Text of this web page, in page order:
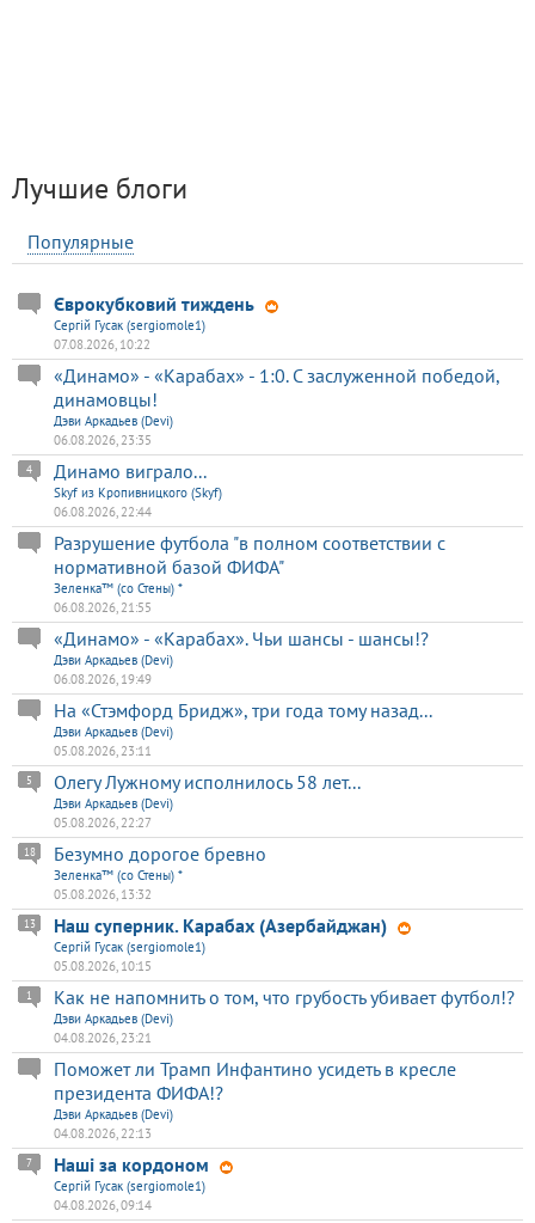
Лучшие блоги
Популярные
Єврокубковий тиждень
Сергій Гусак (sergiomole1)
07.08.2026, 10:22
«Динамо» - «Карабах» - 1:0. С заслуженной победой,
динамовцы!
Дэви Аркадьев (Devi)
06.08.2026, 23:35
Динамо виграло...
4
Skyf из Кропивницкого (Skyf)
06.08.2026, 22:44
Разрушение футбола "в полном соответствии с
нормативной базой ФИФА"
Зеленка™ (со Стены) *
06.08.2026, 21:55
«Динамо» - «Карабах». Чьи шансы - шансы!?
Дэви Аркадьев (Devi)
06.08.2026, 19:49
На «Стэмфорд Бридж», три года тому назад...
Дэви Аркадьев (Devi)
05.08.2026, 23:11
Олегу Лужному исполнилось 58 лет...
5
Дэви Аркадьев (Devi)
05.08.2026, 22:27
Безумно дорогое бревно
18
Зеленка™ (со Стены) *
05.08.2026, 13:32
Наш суперник. Карабах (Азербайджан)
13
Сергій Гусак (sergiomole1)
05.08.2026, 10:15
Как не напомнить о том, что грубость убивает футбол!?
1
Дэви Аркадьев (Devi)
04.08.2026, 23:21
Поможет ли Трамп Инфантино усидеть в кресле
президента ФИФА!?
Дэви Аркадьев (Devi)
04.08.2026, 22:13
Наші за кордоном
7
Сергій Гусак (sergiomole1)
04.08.2026, 09:14